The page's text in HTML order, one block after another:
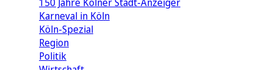
Karneval in Köln
Köln-Spezial
Region
Politik